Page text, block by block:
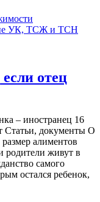
УК, ТСЖ и ТСН
отец
– иностранец 16
Статьи, документы О
алиментов
родители живут в
самого
остался ребенок,